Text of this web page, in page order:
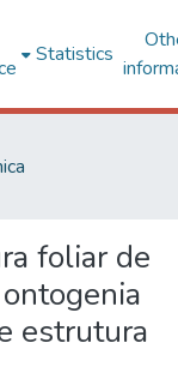
Statistics
foliar de
estrutura